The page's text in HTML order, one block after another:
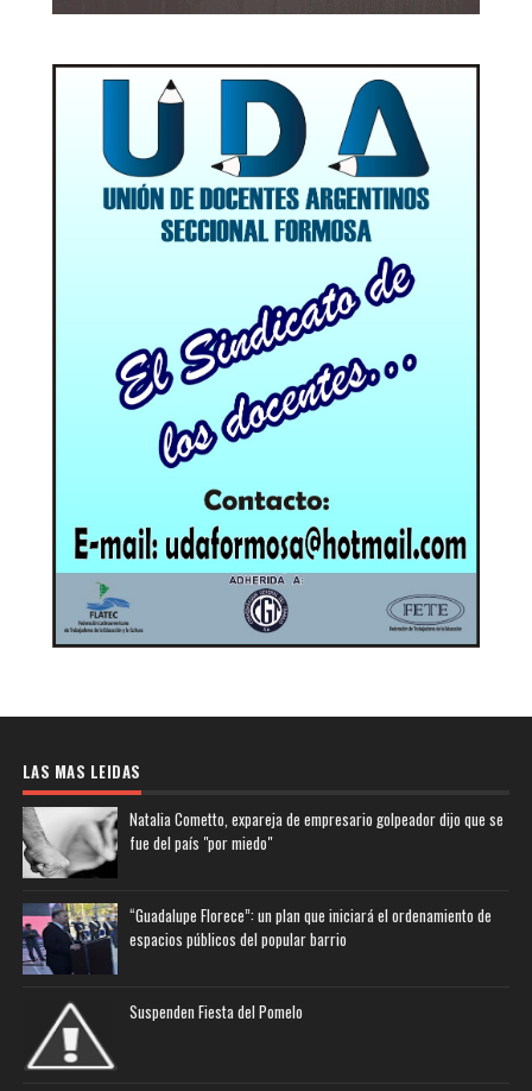
LAS MAS LEIDAS
Natalia Cometto, expareja de empresario golpeador dijo que se
fue del país "por miedo"
“Guadalupe Florece”: un plan que iniciará el ordenamiento de
espacios públicos del popular barrio
Suspenden Fiesta del Pomelo